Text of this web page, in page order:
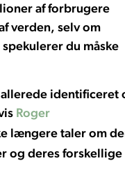
af forbrugere
verden, selv om
du måske
identificeret
Roger
længere taler om
og deres forskellige